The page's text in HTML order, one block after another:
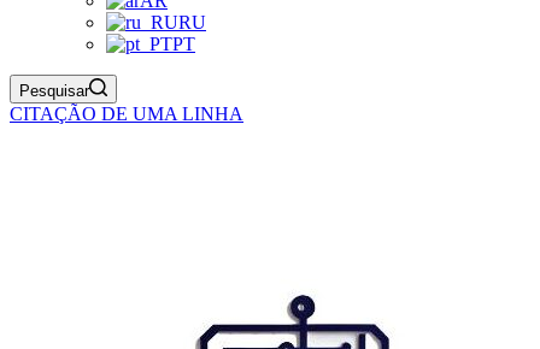
RU
PT
Pesquisar
CITAÇÃO DE UMA LINHA